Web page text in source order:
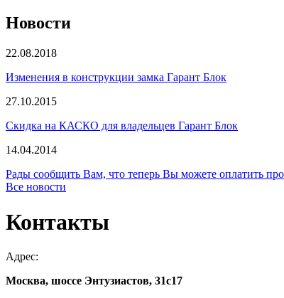
Новости
22.08.2018
Изменения в конструкции замка Гарант Блок
27.10.2015
Скидка на КАСКО для владельцев Гарант Блок
14.04.2014
Рады сообщить Вам, что теперь Вы можете оплатить
Все новости
Контакты
Адрес:
Москва, шоссе Энтузиастов, 31с17